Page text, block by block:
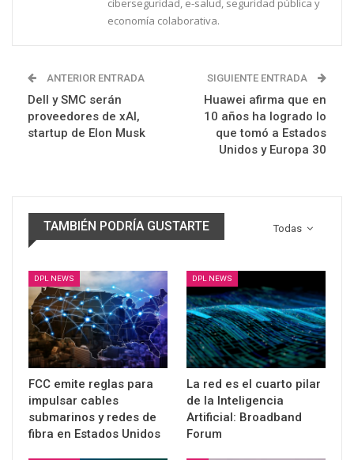
ciberseguridad, e-salud, seguridad pública y
economía colaborativa.
ANTERIOR ENTRADA
Dell y SMC serán
proveedores de xAI,
startup de Elon Musk
SIGUIENTE ENTRADA
Huawei afirma que en
10 años ha logrado lo
que tomó a Estados
Unidos y Europa 30
Todas
TAMBIÉN PODRÍA GUSTARTE
DPL NEWS
FCC emite reglas para
impulsar cables
submarinos y redes de
fibra en Estados Unidos
DPL NEWS
La red es el cuarto pilar
de la Inteligencia
Artificial: Broadband
Forum